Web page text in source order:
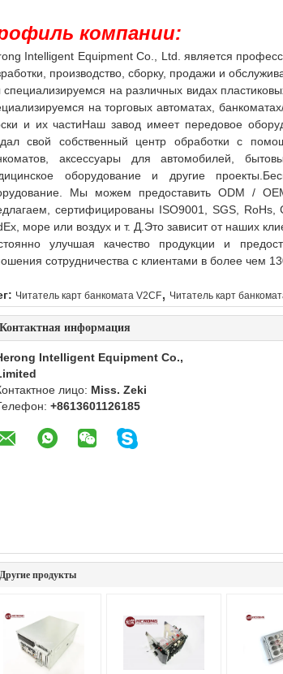
компании:
Intelligent Equipment Co., Ltd. является
производство, сборку, продажи и
на различных видах
на торговых автоматах,
и их частиНаш завод имеет передовое
свой собственный центр обработки с
аксессуары для автомобилей,
оборудование и другие
Мы можем предоставить ODM /
сертифицированы ISO9001, SGS,
море или воздух и т. Д.Это зависит от наших
улучшая качество продукции и
сотрудничества с клиентами в более чем
Читатель карт банкомата V2CF, Читатель карт
Контактная информация
Intelligent Equipment Co.,
лицо: Miss. Zeki
+8613601126185
Другие продукты